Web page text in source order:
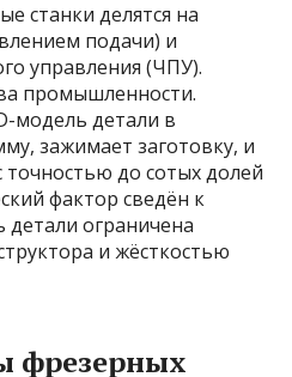
станки делятся на
подачи) и
управления (ЧПУ).
промышленности.
модель детали в
зажимает заготовку, и
точностью до сотых долей
фактор сведён к
ограничена
и жёсткостью
фрезерных